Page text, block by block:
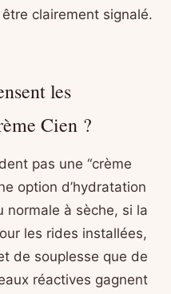
clairement signalé.
les
Cien ?
pas une “crème
option d’hydratation
normale à sèche, si la
les rides installées,
de souplesse que de
réactives gagnent